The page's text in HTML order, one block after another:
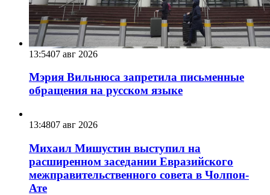
13:5407 авг 2026
Мэрия Вильнюса запретила письменные
обращения на русском языке
13:4807 авг 2026
Михаил Мишустин выступил на
расширенном заседании Евразийского
межправительственного совета в Чолпон-
Ате